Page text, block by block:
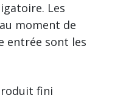
Les
moment de
entrée sont les
fini